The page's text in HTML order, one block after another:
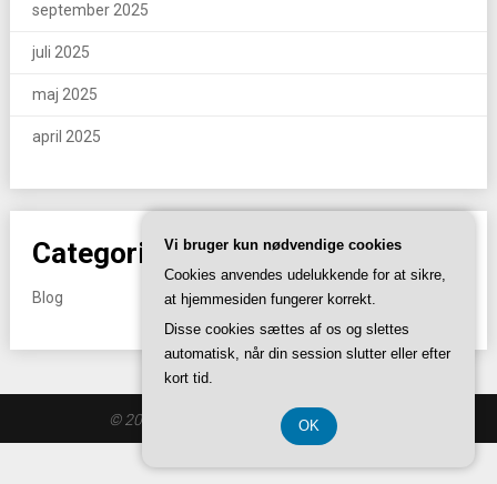
september 2025
juli 2025
maj 2025
april 2025
Categories
Blog
© 2026 I88.se | Theme bySuperbThemes
Vi bruger kun nødvendige cookies
Cookies anvendes udelukkende for at sikre,
at hjemmesiden fungerer korrekt.
Disse cookies sættes af os og slettes
automatisk, når din session slutter eller efter
kort tid.
OK